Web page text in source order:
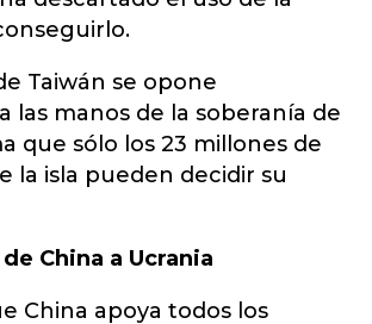
Taiwán se opone
las manos de la soberanía de
que sólo los 23 millones de
la isla pueden decidir su
China a Ucrania
China apoya todos los